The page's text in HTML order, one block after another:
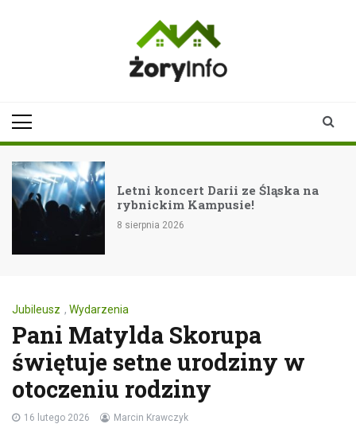
Letni koncert Darii ze Śląska na
rybnickim Kampusie!
8 sierpnia 2026
Jubileusz , Wydarzenia
Pani Matylda Skorupa
świętuje setne urodziny w
otoczeniu rodziny
16 lutego 2026 Marcin Krawczyk